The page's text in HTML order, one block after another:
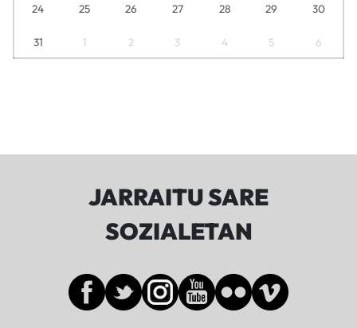
24 25 26 27 28 29 30
31 1 2 3 4 5 6
JARRAITU SARE
SOZIALETAN